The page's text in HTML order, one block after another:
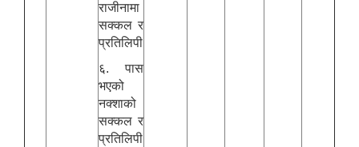
राजीनामा
सक्कल र
प्रतिलिपी
६. पास
भएको
नक्शाको
सक्कल र
प्रतिलिपी